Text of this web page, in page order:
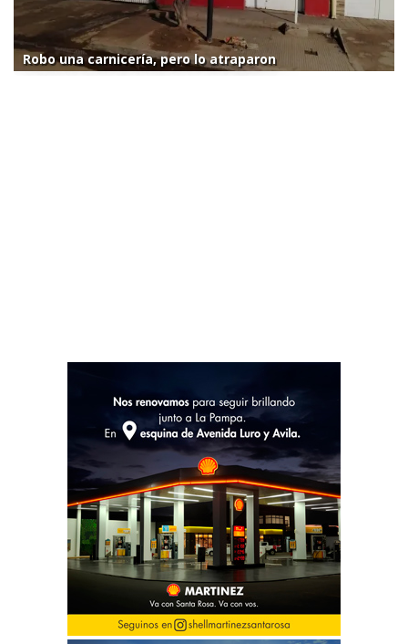
Robo una carnicería, pero lo atraparon